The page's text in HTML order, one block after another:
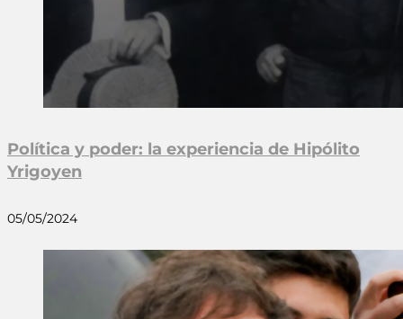
Política y poder: la experiencia de Hipólito
Yrigoyen
05/05/2024